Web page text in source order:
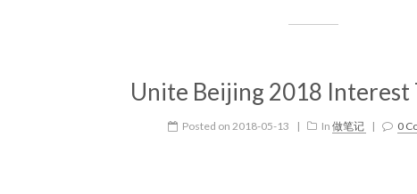
Unite Beijing 2018 Interest
Posted on 2018-05-13 | In 做笔记 | 0